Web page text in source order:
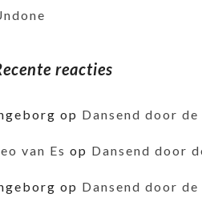
reacties
op Dansend door
van Es op Dansend door
op Dansend door